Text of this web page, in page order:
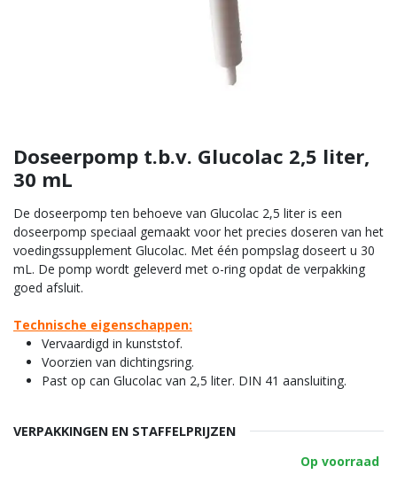
Doseerpomp t.b.v. Glucolac 2,5 liter,
30 mL
De doseerpomp ten behoeve van Glucolac 2,5 liter is een
doseerpomp speciaal gemaakt voor het precies doseren van het
voedingssupplement Glucolac. Met één pompslag doseert u 30
mL. De pomp wordt geleverd met o-ring opdat de verpakking
goed afsluit.
Technische eigenschappen:
Vervaardigd in kunststof.
Voorzien van dichtingsring.
Past op can Glucolac van 2,5 liter. DIN 41 aansluiting.
VERPAKKINGEN EN STAFFELPRIJZEN
Op voorraad